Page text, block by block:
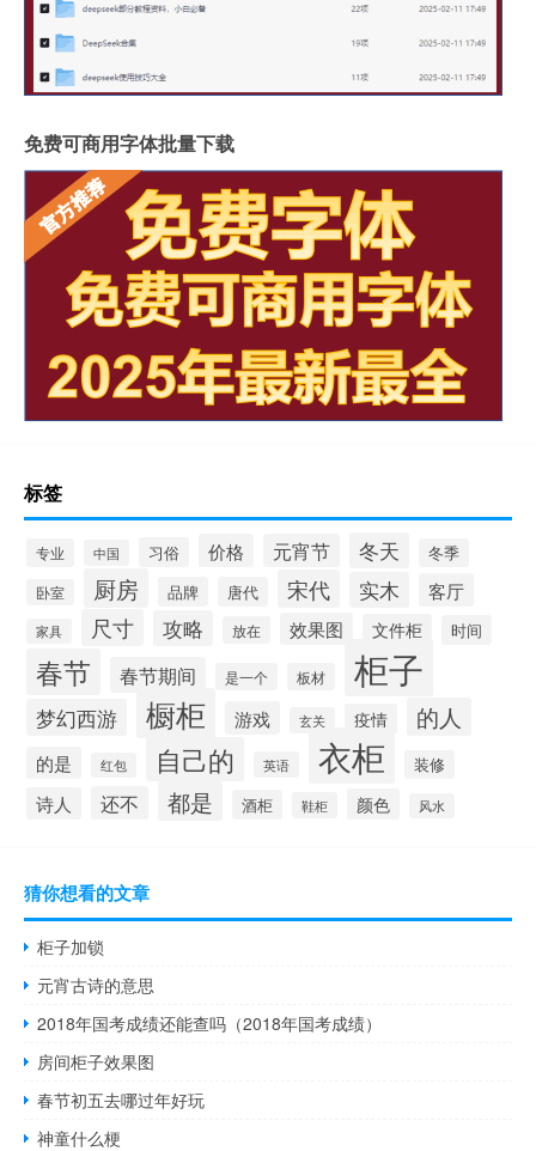
免费可商用字体批量下载
标签
专业 中国 习俗 价格 元宵节 冬天 冬季
卧室 厨房 品牌 唐代 宋代 实木 客厅
家具 尺寸 攻略 放在 效果图 文件柜 时间
春节 春节期间 是一个 板材 柜子
梦幻西游 橱柜 游戏 玄关 疫情 的人
的是 红包 自己的 英语 衣柜 装修
诗人 还不 都是 酒柜 鞋柜 颜色 风水
猜你想看的文章
柜子加锁
元宵古诗的意思
2018年国考成绩还能查吗（2018年国考成绩）
房间柜子效果图
春节初五去哪过年好玩
神童什么梗